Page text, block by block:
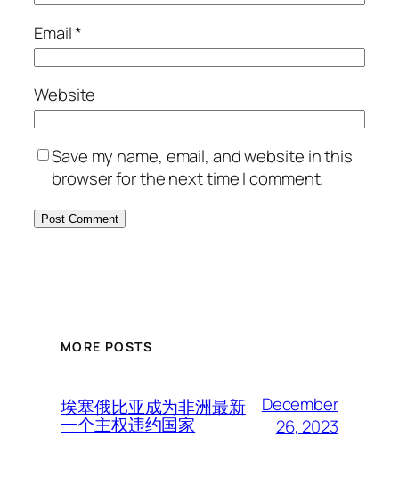
Email*
Website
Save my name, email, and website in this
browser for the next time I comment.
MORE POSTS
埃塞俄比亚成为非洲最新
一个主权违约国家
December
26, 2023